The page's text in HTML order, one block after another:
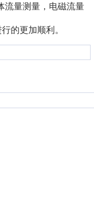
流量测量，电磁流量
的更加顺利。